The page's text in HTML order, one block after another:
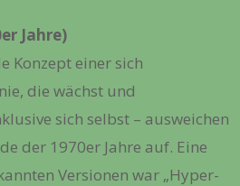
Jahre)
Konzept einer sich
die wächst und
sich selbst – ausweichen
der 1970er Jahre auf. Eine
Versionen war „Hyper-